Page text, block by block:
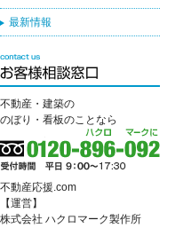
最新情報
不動産・建築の
のぼり・看板のことなら
不動産応援.com
【運営】
株式会社 ハクロマーク製作所